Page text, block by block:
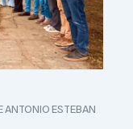
ANTONIO ESTEBAN